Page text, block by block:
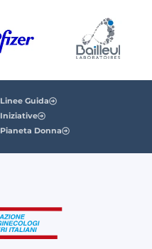
Linee Guida
Iniziative
Pianeta Donna